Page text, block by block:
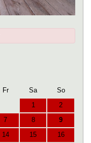
Fr Sa
So
1
2
7 8
9
14 15
16